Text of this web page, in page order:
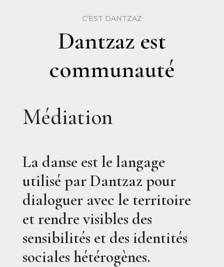
C’EST DANTZAZ
Dantzaz est
communauté
Médiation
La danse est le langage
utilisé par Dantzaz pour
dialoguer avec le territoire
et rendre visibles des
sensibilités et des identités
sociales hétérogènes.